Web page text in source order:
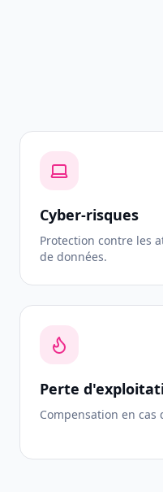
Cyber-risques
Protection contre les
de données.
Perte
Compensation en